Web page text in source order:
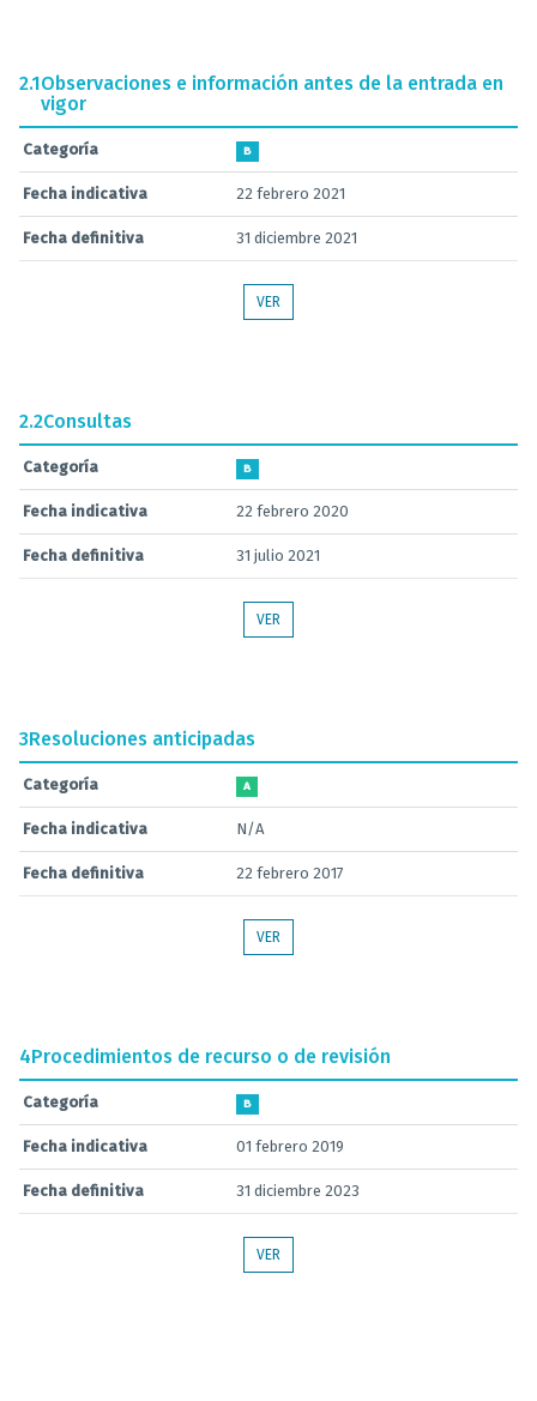
2.1Observaciones e información antes de la entrada en
vigor
Categoría B
Fecha indicativa 22 febrero 2021
Fecha definitiva 31 diciembre 2021
VER
2.2Consultas
Categoría B
Fecha indicativa 22 febrero 2020
Fecha definitiva 31 julio 2021
VER
3Resoluciones anticipadas
Categoría A
Fecha indicativa N/A
Fecha definitiva 22 febrero 2017
VER
4Procedimientos de recurso o de revisión
Categoría B
Fecha indicativa 01 febrero 2019
Fecha definitiva 31 diciembre 2023
VER